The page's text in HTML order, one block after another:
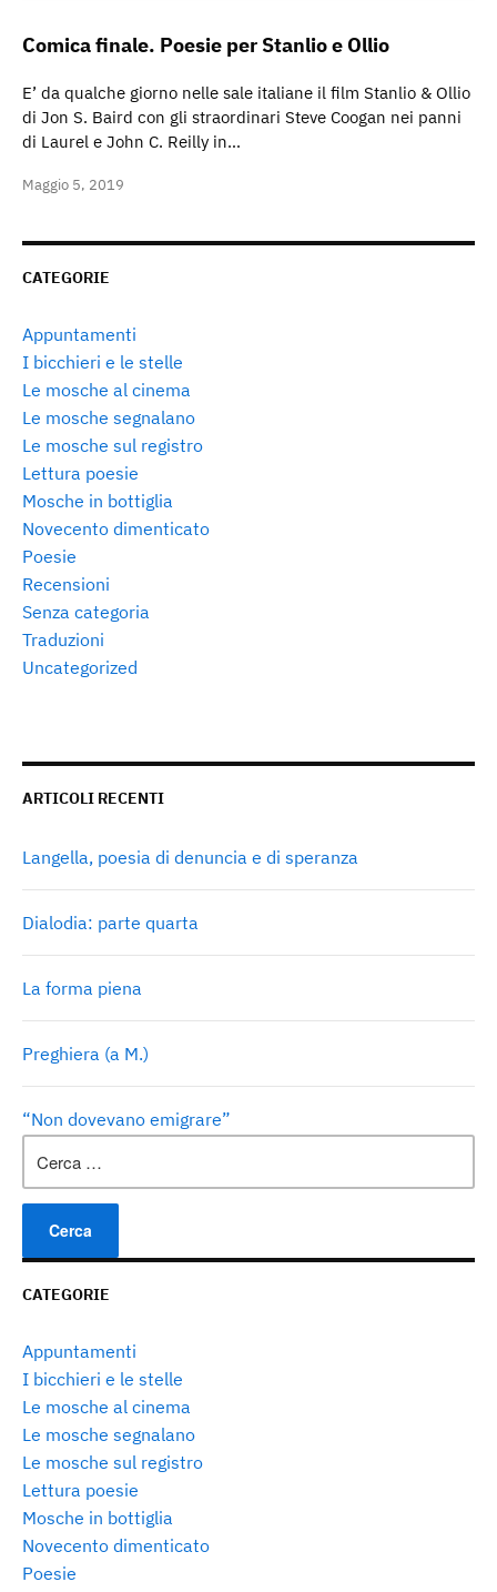
CATEGORIE
Appuntamenti
I bicchieri e le stelle
Le mosche al cinema
Le mosche segnalano
Le mosche sul registro
Lettura poesie
Mosche in bottiglia
Novecento dimenticato
Poesie
Recensioni
Senza categoria
Traduzioni
Uncategorized
Comica finale. Poesie per Stanlio e Ollio
E’ da qualche giorno nelle sale italiane il film Stanlio & Ollio
di Jon S. Baird con gli straordinari Steve Coogan nei panni
di Laurel e John C. Reilly in…
Maggio 5, 2019
ARTICOLI RECENTI
Langella, poesia di denuncia e di speranza
Dialodia: parte quarta
La forma piena
Preghiera (a M.)
“Non dovevano emigrare”
per:
CATEGORIE
Appuntamenti
I bicchieri e le stelle
Le mosche al cinema
Le mosche segnalano
Le mosche sul registro
Lettura poesie
Mosche in bottiglia
Novecento dimenticato
Poesie